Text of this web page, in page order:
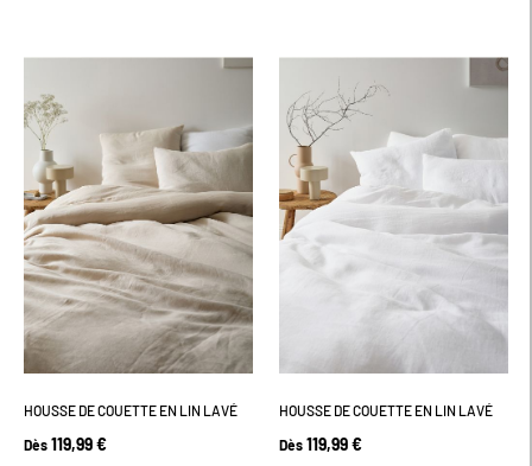
HOUSSE DE COUETTE EN LIN LAVÉ
Dès 119,99 €
HOUSSE DE COUETTE EN LIN LAVÉ
Dès 119,99 €